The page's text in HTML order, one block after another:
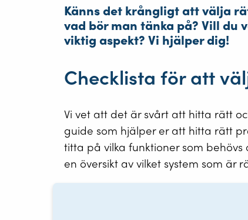
Känns det krångligt att välja
vad bör man tänka på? Vill du
viktig aspekt? Vi hjälper dig!
Checklista för att
Vi vet att det är svårt att hitta rätt
guide som hjälper er att hitta rätt
titta på vilka funktioner som
en översikt av vilket system som är